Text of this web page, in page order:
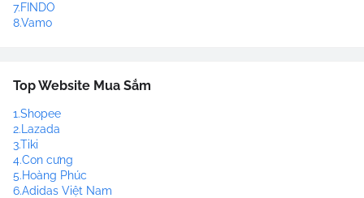
7.FINDO
8.Vamo
Top Website Mua Sắm
1.Shopee
2.Lazada
3.Tiki
4.Con cưng
5.Hoàng Phúc
6.Adidas Việt Nam